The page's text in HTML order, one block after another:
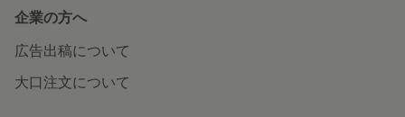
企業の方へ
広告出稿について
大口注文について